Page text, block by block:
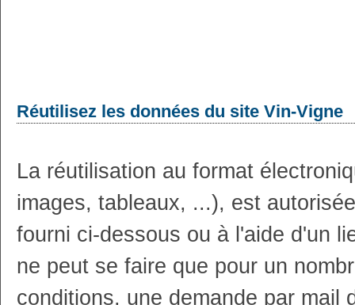
Réutilisez les données du site Vin-Vigne
La réutilisation au format
images, tableaux, ...), est
fourni ci-dessous ou à l'aide d'un
ne peut se faire que pour un
conditions, une demande par mail